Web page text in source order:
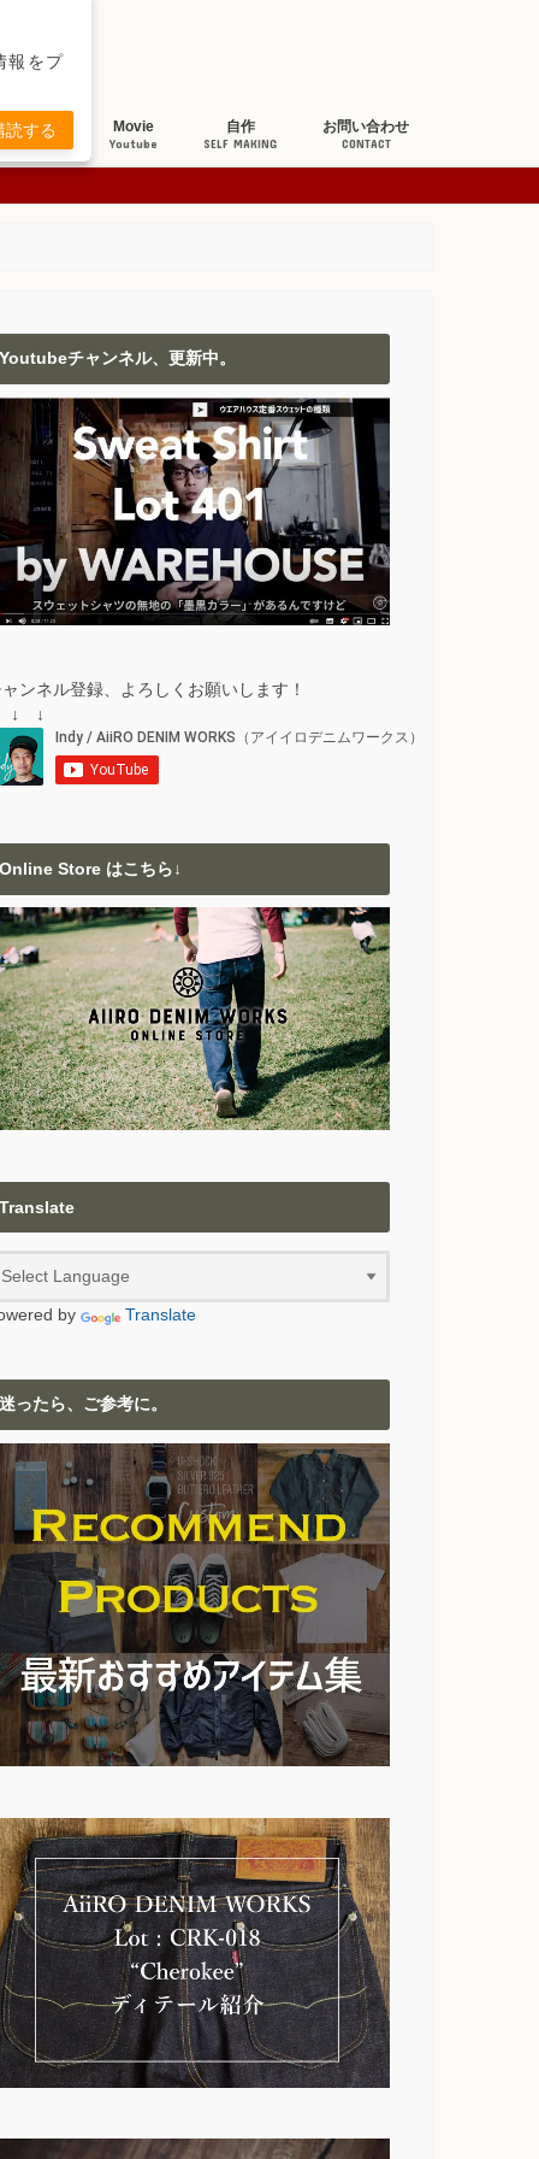
研究
JEANS
Movie
Youtube
自作
SELF MAKING
お問い合わせ
CONTACT
Youtubeチャンネル、更新中。
ンネル登録、よろしくお願いします！
↓ ↓
Online Store はこちら↓
Translate
by Translate
迷ったら、ご参考に。
報をプ
読する